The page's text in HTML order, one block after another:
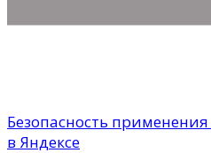
Безопасность
в Яндексе